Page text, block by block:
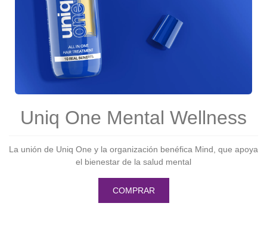
Uniq One Mental Wellness
La unión de Uniq One y la organización benéfica Mind, que apoya
el bienestar de la salud mental
COMPRAR